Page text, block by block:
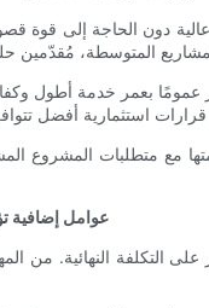
دون الحاجة إلى
عمومًا بعمر خدمة أطول
مع متطلبات المشروع
عوامل إضافية
التكلفة النهائية. من